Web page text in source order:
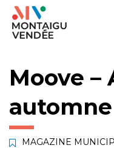
Gestion des traceurs
Aller
Aller
contenu
Aller
pied
Moove –
automne
MAGAZINE